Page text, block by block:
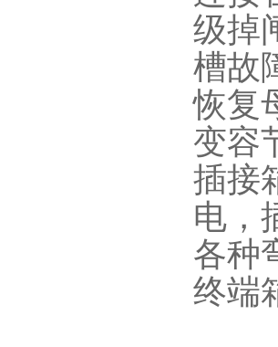
级掉
槽故
恢复
变容
插接
电，
各种
终端